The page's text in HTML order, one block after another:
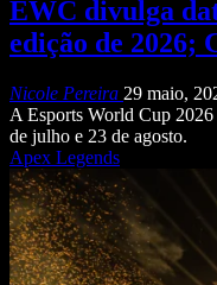
EWC divulga
edição de 2026;
Nicole Pereira 29 maio,
A Esports World Cup 2026
de julho e 23 de agosto.
Apex Legends